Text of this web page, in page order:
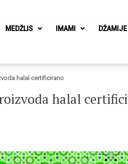
MEDŽLIS IMAMI DŽAMIJE
halal certificirano
halal